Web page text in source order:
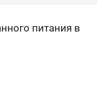
питания в